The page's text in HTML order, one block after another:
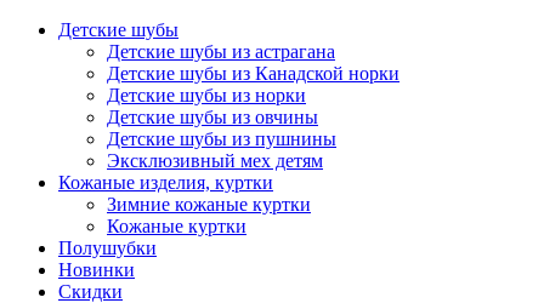
Детские шубы
Детские шубы из астрагана
Детские шубы из Канадской норки
Детские шубы из норки
Детские шубы из овчины
Детские шубы из пушнины
Эксклюзивный мех детям
Кожаные изделия, куртки
Зимние кожаные куртки
Кожаные куртки
Полушубки
Новинки
Скидки